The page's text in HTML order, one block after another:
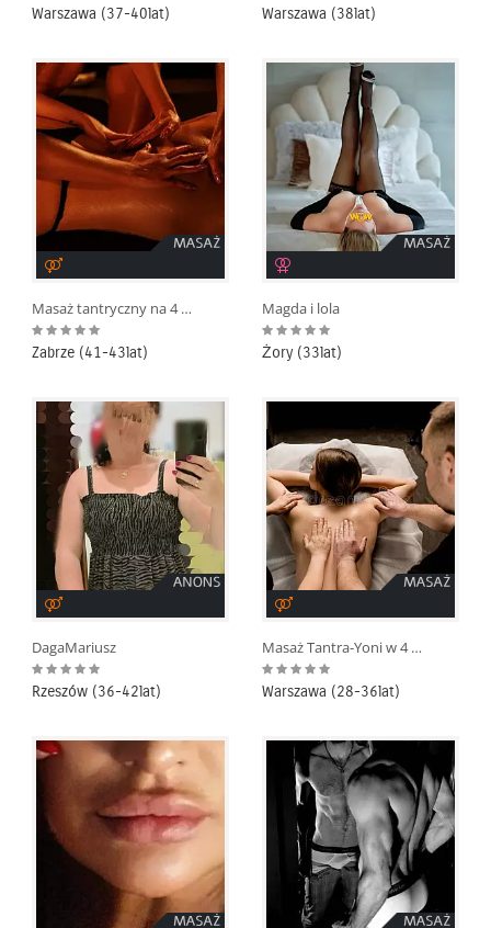
Warszawa (37-40lat) Warszawa (38lat)
Masaż tantryczny na 4 ręce
Zabrze (41-43lat)
Magda i lola
Żory (33lat)
DagaMariusz
Rzeszów (36-42lat)
Masaż Tantra-Yoni w 4 ręce
Warszawa (28-36lat)